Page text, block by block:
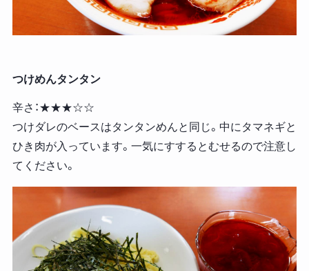
つけめんタンタン
辛さ：★★★☆☆
つけダレのベースはタンタンめんと同じ。中にタマネギと
ひき肉が入っています。一気にすするとむせるので注意し
てください。